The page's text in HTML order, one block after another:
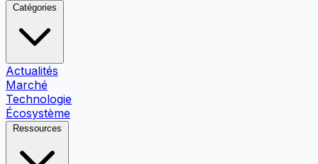
Catégories
Actualités
Marché
Technologie
Écosystème
Ressources